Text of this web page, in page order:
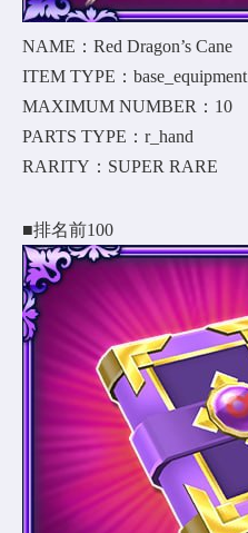
NAME：Red Dragon’s Cane
ITEM TYPE：base_equipment
MAXIMUM NUMBER：10
PARTS TYPE：r_hand
RARITY：SUPER RARE
■排名前100